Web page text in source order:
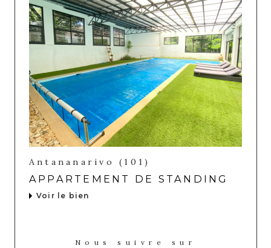
Antananarivo (101)
APPARTEMENT DE STANDING
Voir le bien
Nous suivre sur